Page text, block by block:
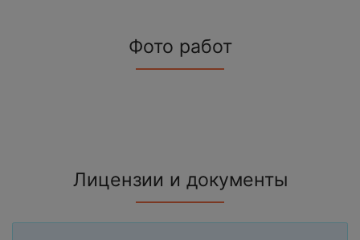
Фото работ
Лицензии и документы